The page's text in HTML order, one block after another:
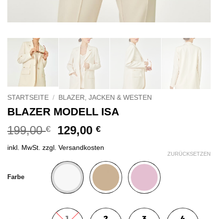
STARTSEITE / BLAZER, JACKEN & WESTEN
BLAZER MODELL ISA
199,00€
Ursprünglicher
war:
199,00 €
129,00€Aktueller
ist:
129,00 €.
inkl. MwSt. zzgl. Versandkosten
Farbe
ZURÜCKSETZEN